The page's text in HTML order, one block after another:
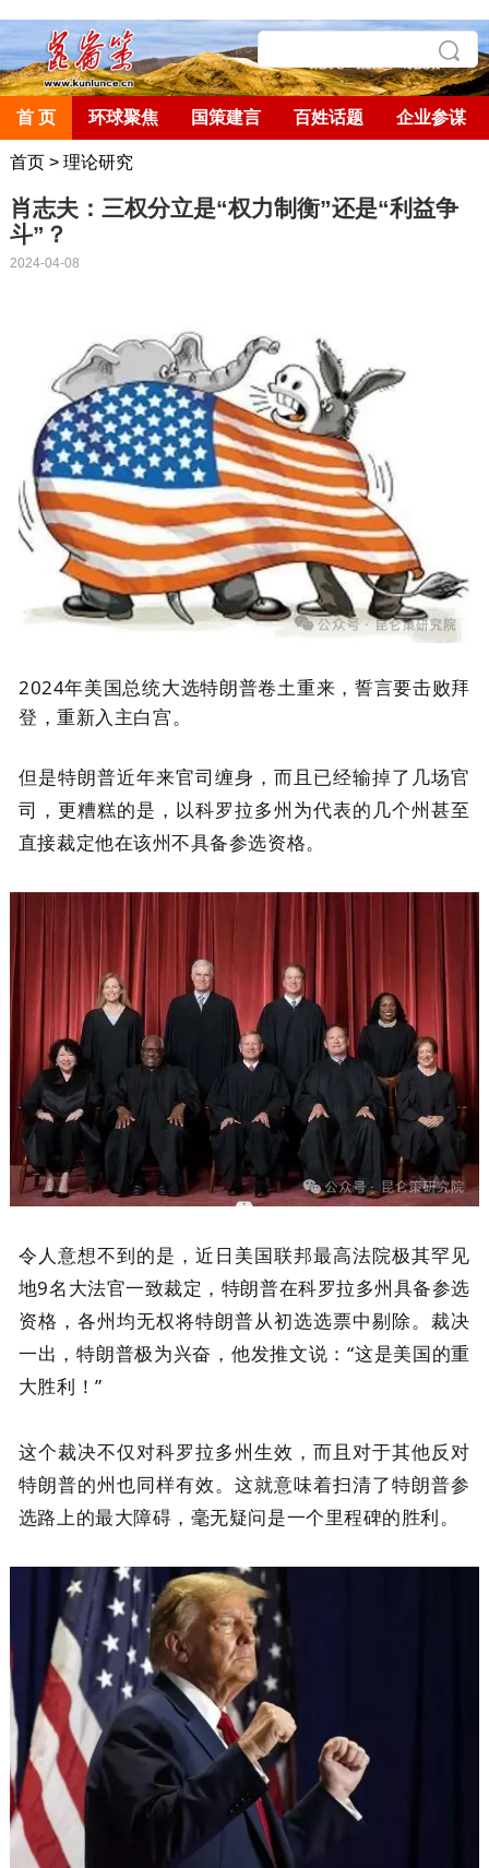
首 页 环球聚焦 国策建言 百姓话题 企业参谋
首页> 理论研究
肖志夫：三权分立是“权力制衡”还是“利益争
斗”？
2024-04-08
2024年美国总统大选特朗普卷土重来，誓言要击败拜
登，重新入主白宫。
但是特朗普近年来官司缠身，而且已经输掉了几场官
司，更糟糕的是，以科罗拉多州为代表的几个州甚至
直接裁定他在该州不具备参选资格。
令人意想不到的是，近日美国联邦最高法院极其罕见
地9名大法官一致裁定，特朗普在科罗拉多州具备参选
资格，各州均无权将特朗普从初选选票中剔除。裁决
一出，特朗普极为兴奋，他发推文说：“这是美国的重
大胜利！”
这个裁决不仅对科罗拉多州生效，而且对于其他反对
特朗普的州也同样有效。这就意味着扫清了特朗普参
选路上的最大障碍，毫无疑问是一个里程碑的胜利。